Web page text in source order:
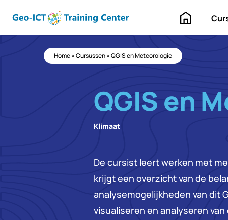
Home
Home»Cursussen»QGIS en Meteorologie
QGIS en
Klimaat
De cursist leert werken met
krijgt een overzicht van de
analysemogelijkheden van dit
visualiseren en analyseren